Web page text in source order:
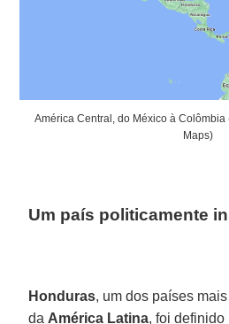
América Central, do México à
Maps)
Um país politicamente
Honduras, um dos países
da América Latina, foi